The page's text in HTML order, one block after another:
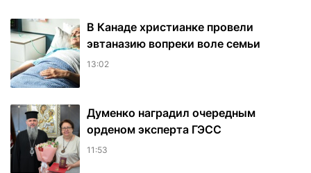
В Канаде христианке провели
эвтаназию вопреки воле семьи
13:02
Думенко наградил очередным
орденом эксперта ГЭСС
11:53